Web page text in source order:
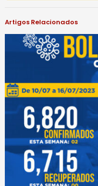
Artigos Relacionados